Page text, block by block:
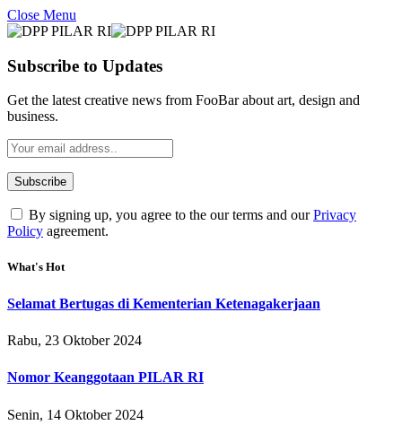
Close Menu
Subscribe to Updates
Get the latest creative news from FooBar about art, design and
business.
By signing up, you agree to the our terms and ourPrivacy
Policy agreement.
What's Hot
Selamat Bertugas di Kementerian Ketenagakerjaan
Rabu, 23 Oktober 2024
Nomor Keanggotaan PILAR RI
Senin, 14 Oktober 2024